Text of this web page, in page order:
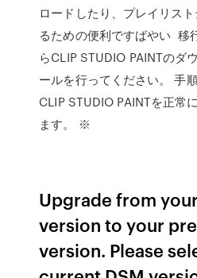
ロードしたり、プレイリス
るための便利ですばやい 移
らCLIP STUDIO PAINTのダ
ールを行ってください。 手
CLIP STUDIO PAINTを正常
ます。 ※
Upgrade from
version to your
version. Please